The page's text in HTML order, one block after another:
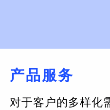
产品服务
对于客户的多样化